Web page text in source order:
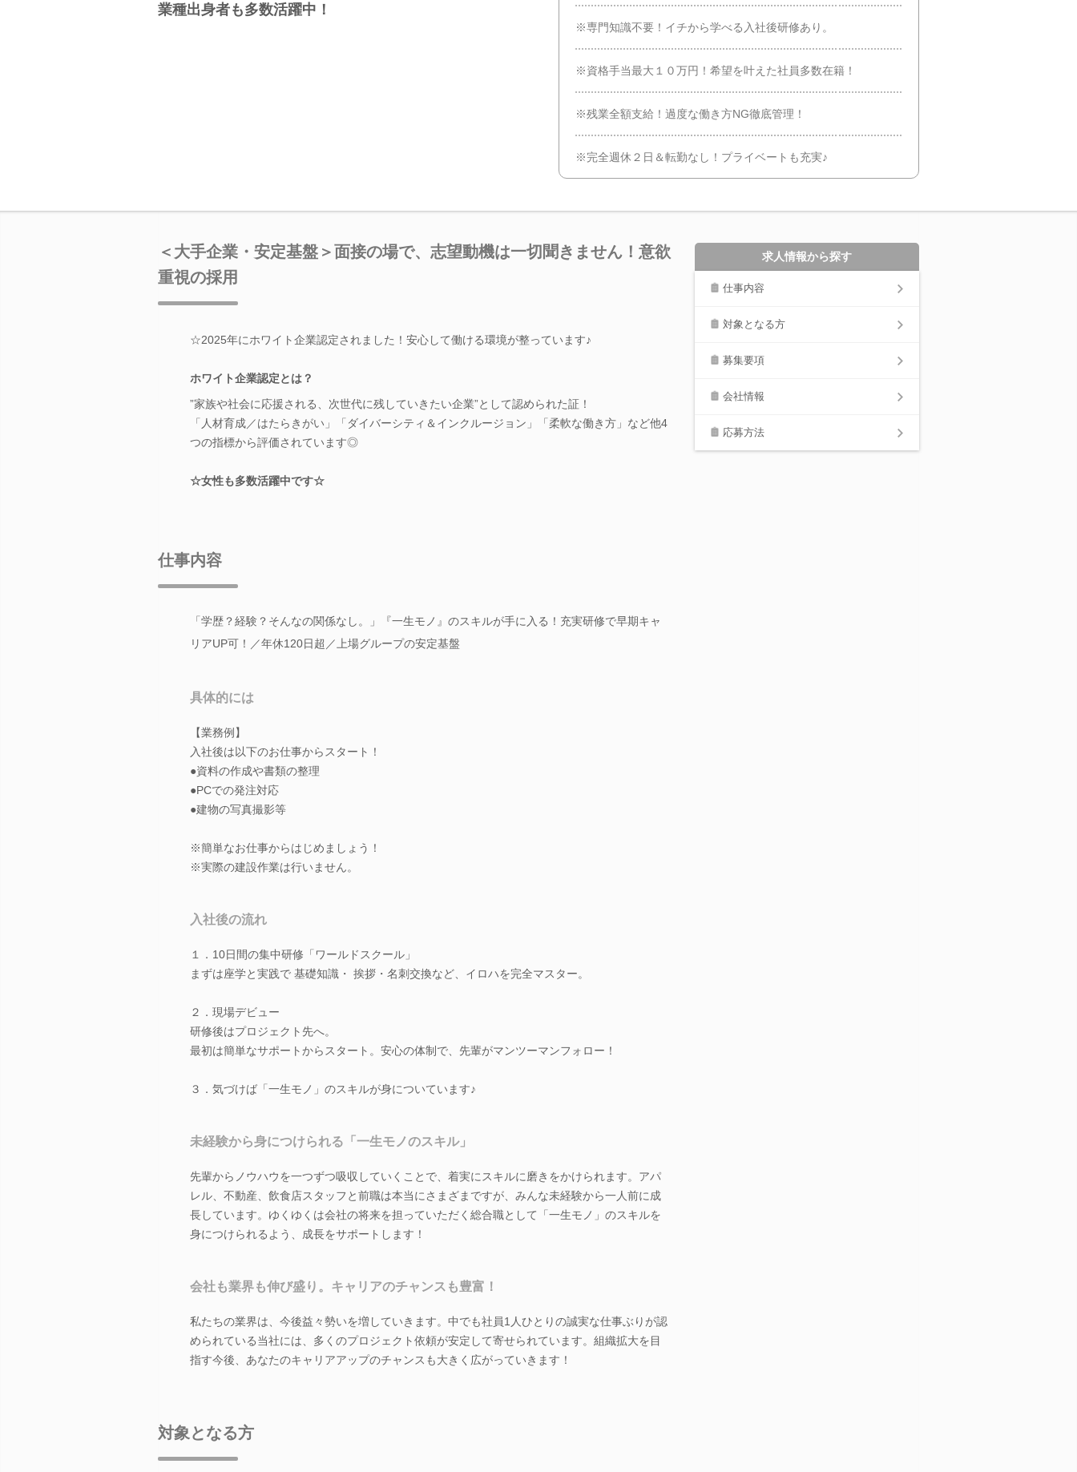
業種出身者も多数活躍中！
※専門知識不要！イチから学べる入社後研修あり。
※資格手当最大１０万円！希望を叶えた社員多数在籍！
※残業全額支給！過度な働き方NG徹底管理！
※完全週休２日＆転勤なし！プライベートも充実♪
＜大手企業・安定基盤＞面接の場で、志望動機は一切聞きません！意欲
重視の採用
☆2025年にホワイト企業認定されました！安心して働ける環境が整っています♪
ホワイト企業認定とは？
”家族や社会に応援される、次世代に残していきたい企業”として認められた証！
「人材育成／はたらきがい」「ダイバーシティ＆インクルージョン」「柔軟な働き方」など他4
つの指標から評価されています◎
☆女性も多数活躍中です☆
仕事内容
「学歴？経験？そんなの関係なし。」『一生モノ』のスキルが手に入る！充実研修で早期キャ
リアUP可！／年休120日超／上場グループの安定基盤
具体的には
【業務例】
入社後は以下のお仕事からスタート！
●資料の作成や書類の整理
●PCでの発注対応
●建物の写真撮影等
※簡単なお仕事からはじめましょう！
※実際の建設作業は行いません。
入社後の流れ
１．10日間の集中研修「ワールドスクール」
まずは座学と実践で 基礎知識・ 挨拶・名刺交換など、イロハを完全マスター。
２．現場デビュー
研修後はプロジェクト先へ。
最初は簡単なサポートからスタート。安心の体制で、先輩がマンツーマンフォロー！
３．気づけば「一生モノ」のスキルが身についています♪
未経験から身につけられる「一生モノのスキル」
先輩からノウハウを一つずつ吸収していくことで、着実にスキルに磨きをかけられます。アパ
レル、不動産、飲食店スタッフと前職は本当にさまざまですが、みんな未経験から一人前に成
長しています。ゆくゆくは会社の将来を担っていただく総合職として「一生モノ」のスキルを
身につけられるよう、成長をサポートします！
会社も業界も伸び盛り。キャリアのチャンスも豊富！
私たちの業界は、今後益々勢いを増していきます。中でも社員1人ひとりの誠実な仕事ぶりが認
められている当社には、多くのプロジェクト依頼が安定して寄せられています。組織拡大を目
指す今後、あなたのキャリアアップのチャンスも大きく広がっていきます！
対象となる方
求人情報から探す
仕事内容
対象となる方
募集要項
会社情報
応募方法